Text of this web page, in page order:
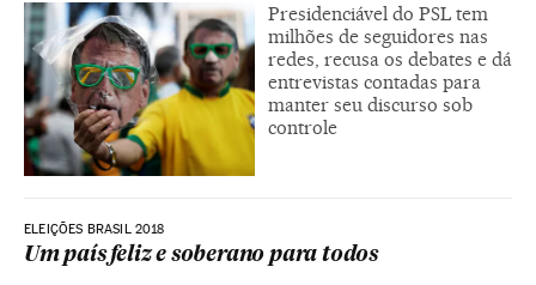
Presidenciável do PSL tem
milhões de seguidores nas
redes, recusa os debates e dá
entrevistas contadas para
manter seu discurso sob
controle
ELEIÇÕES BRASIL 2018
Um país feliz e soberano para todos